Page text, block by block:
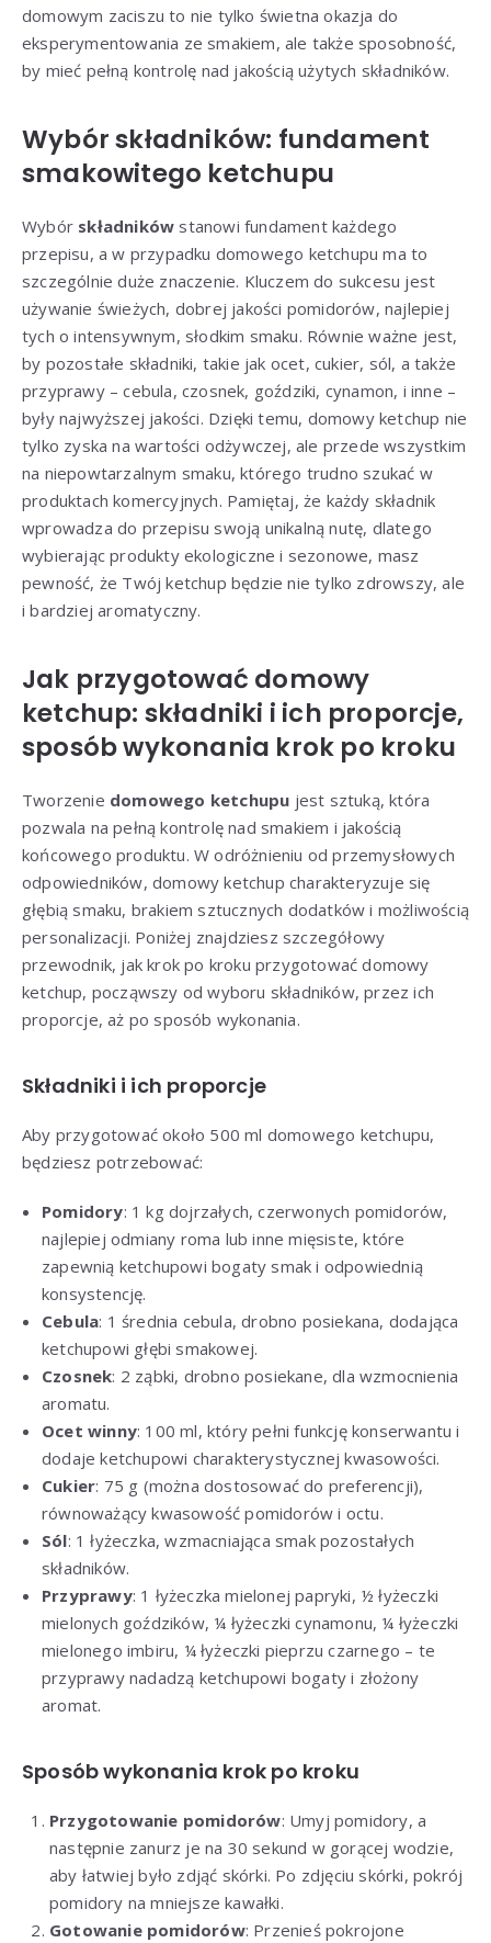
domowym zaciszu to nie tylko świetna okazja do
eksperymentowania ze smakiem, ale także sposobność,
by mieć pełną kontrolę nad jakością użytych składników.
Wybór składników: fundament
smakowitego ketchupu
Wybór składników stanowi fundament każdego
przepisu, a w przypadku domowego ketchupu ma to
szczególnie duże znaczenie. Kluczem do sukcesu jest
używanie świeżych, dobrej jakości pomidorów, najlepiej
tych o intensywnym, słodkim smaku. Równie ważne jest,
by pozostałe składniki, takie jak ocet, cukier, sól, a także
przyprawy – cebula, czosnek, goździki, cynamon, i inne –
były najwyższej jakości. Dzięki temu, domowy ketchup nie
tylko zyska na wartości odżywczej, ale przede wszystkim
na niepowtarzalnym smaku, którego trudno szukać w
produktach komercyjnych. Pamiętaj, że każdy składnik
wprowadza do przepisu swoją unikalną nutę, dlatego
wybierając produkty ekologiczne i sezonowe, masz
pewność, że Twój ketchup będzie nie tylko zdrowszy, ale
i bardziej aromatyczny.
Jak przygotować domowy
ketchup: składniki i ich proporcje,
sposób wykonania krok po kroku
Tworzenie domowego ketchupu jest sztuką, która
pozwala na pełną kontrolę nad smakiem i jakością
końcowego produktu. W odróżnieniu od przemysłowych
odpowiedników, domowy ketchup charakteryzuje się
głębią smaku, brakiem sztucznych dodatków i możliwością
personalizacji. Poniżej znajdziesz szczegółowy
przewodnik, jak krok po kroku przygotować domowy
ketchup, począwszy od wyboru składników, przez ich
proporcje, aż po sposób wykonania.
Składniki i ich proporcje
Aby przygotować około 500 ml domowego ketchupu,
będziesz potrzebować:
Pomidory: 1 kg dojrzałych, czerwonych pomidorów,
najlepiej odmiany roma lub inne mięsiste, które
zapewnią ketchupowi bogaty smak i odpowiednią
konsystencję.
Cebula: 1 średnia cebula, drobno posiekana, dodająca
ketchupowi głębi smakowej.
Czosnek: 2 ząbki, drobno posiekane, dla wzmocnienia
aromatu.
Ocet winny: 100 ml, który pełni funkcję konserwantu i
dodaje ketchupowi charakterystycznej kwasowości.
Cukier: 75 g (można dostosować do preferencji),
równoważący kwasowość pomidorów i octu.
Sól: 1 łyżeczka, wzmacniająca smak pozostałych
składników.
Przyprawy: 1 łyżeczka mielonej papryki, ½ łyżeczki
mielonych goździków, ¼ łyżeczki cynamonu, ¼ łyżeczki
mielonego imbiru, ¼ łyżeczki pieprzu czarnego – te
przyprawy nadadzą ketchupowi bogaty i złożony
aromat.
Sposób wykonania krok po kroku
Przygotowanie pomidorów: Umyj pomidory, a
następnie zanurz je na 30 sekund w gorącej wodzie,
aby łatwiej było zdjąć skórki. Po zdjęciu skórki, pokrój
pomidory na mniejsze kawałki.
Gotowanie pomidorów: Przenieś pokrojone